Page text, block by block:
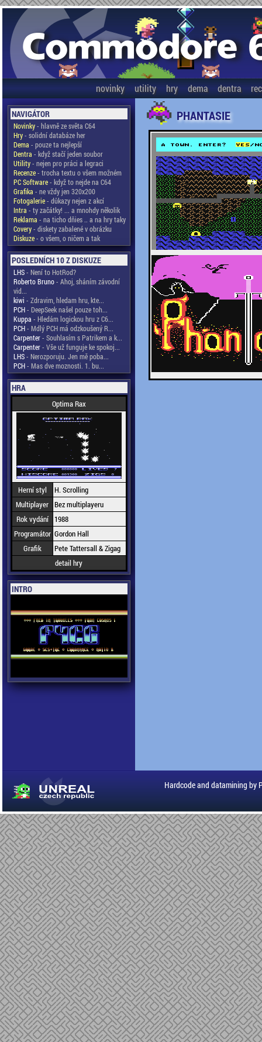
novinky utility hry dema dentra
NAVIGÁTOR
Novinky- hlavně ze světa C64
Hry- solidní databáze her
Dema - pouze ta nejlepší
Dentra - když stačí jeden soubor
Utility- nejen pro práci a legraci
Recenze- trocha textu o všem možném
PC Software- když to nejde na C64
Grafika - ne vždy jen 320x200
Fotogalerie- důkazy nejen z akcí
Intra - ty začátky! ... a mnohdy několik
Reklama - na ticho dňies .. a na hry taky
Covery- diskety zabalené v obrázku
Diskuze- o všem, o ničem a tak
POSLEDNÍCH 10 Z DISKUZE
LHS- Není to HotRod?
Roberto Bruno- Ahoj, sháním závodní
vid...
kiwi - Zdravim, hledam hru, kte...
PCH- DeepSeek našel pouze toh...
Kuppa - Hledám logickou hru z C6...
PCH- Mdlý PCH má odzkoušený R...
Carpenter- Souhlasím s Patrikem a k...
Carpenter- Vše už funguje ke spokoj...
LHS- Nerozporuju. Jen mě poba...
PCH- Mas dve moznosti. 1. bu...
HRA
Optima Rax
Herní styl
H. Scrolling
Multiplayer Bez multiplayeru
Rok vydání
1988
Programátor Gordon Hall
Grafik
Pete Tattersall & Zigag
detail hry
INTRO
PHANTASIE
Hardcode and datamining by